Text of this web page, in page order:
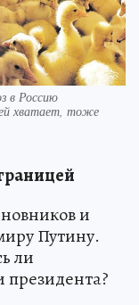
в Россию
хватает, тоже
и
Путину.
ли
президента?